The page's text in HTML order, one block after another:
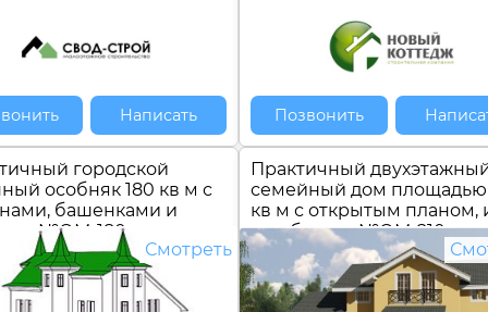
Написать Позвонить
городской
особняк 180 кв м с
башенками и
№ОМ-180
Смотреть
Практичный
семейный дом площадью
кв м с открытым планом,
газобетона №ОМ-210